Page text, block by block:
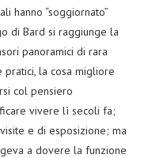
hanno “soggiornato”
di Bard si raggiunge la
panoramici di rara
la cosa migliore
col pensiero
vivere lì secoli fa;
e di esposizione; ma
a dovere la funzione